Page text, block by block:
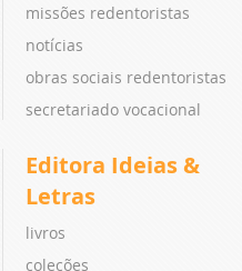
missões redentoristas
notícias
obras sociais redentoristas
secretariado vocacional
Editora Ideias &
Letras
livros
coleções